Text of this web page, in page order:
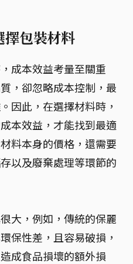
擇包裝材料
成本效益考量至關重
，卻忽略成本控制，最
因此，在選擇材料時，
本效益，才能找到最適
料本身的價格，還需要
以及廢棄處理等環節的
大，例如，傳統的保麗
保性差，且容易破損，
成食品損壞的額外損